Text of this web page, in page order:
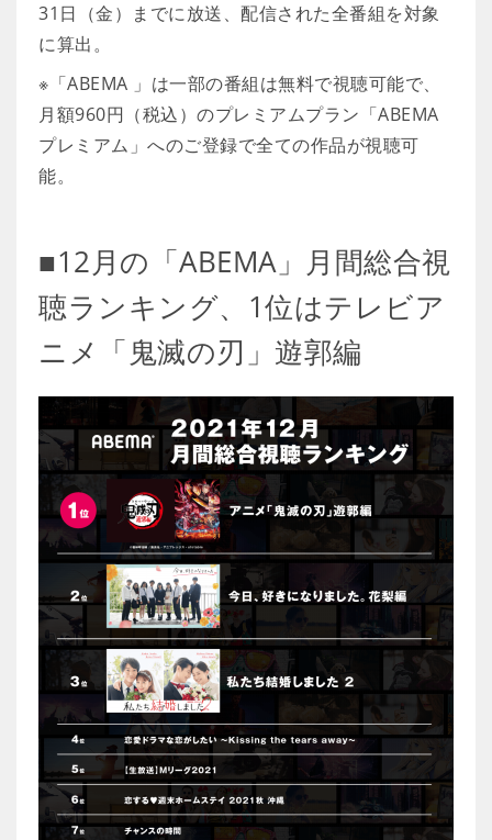
31日（金）までに放送、配信された全番組を対象
に算出。
※「ABEMA 」は一部の番組は無料で視聴可能で、
月額960円（税込）のプレミアムプラン「ABEMA
プレミアム」へのご登録で全ての作品が視聴可
能。
■12月の「ABEMA」月間総合視
聴ランキング、1位はテレビア
ニメ「鬼滅の刃」遊郭編